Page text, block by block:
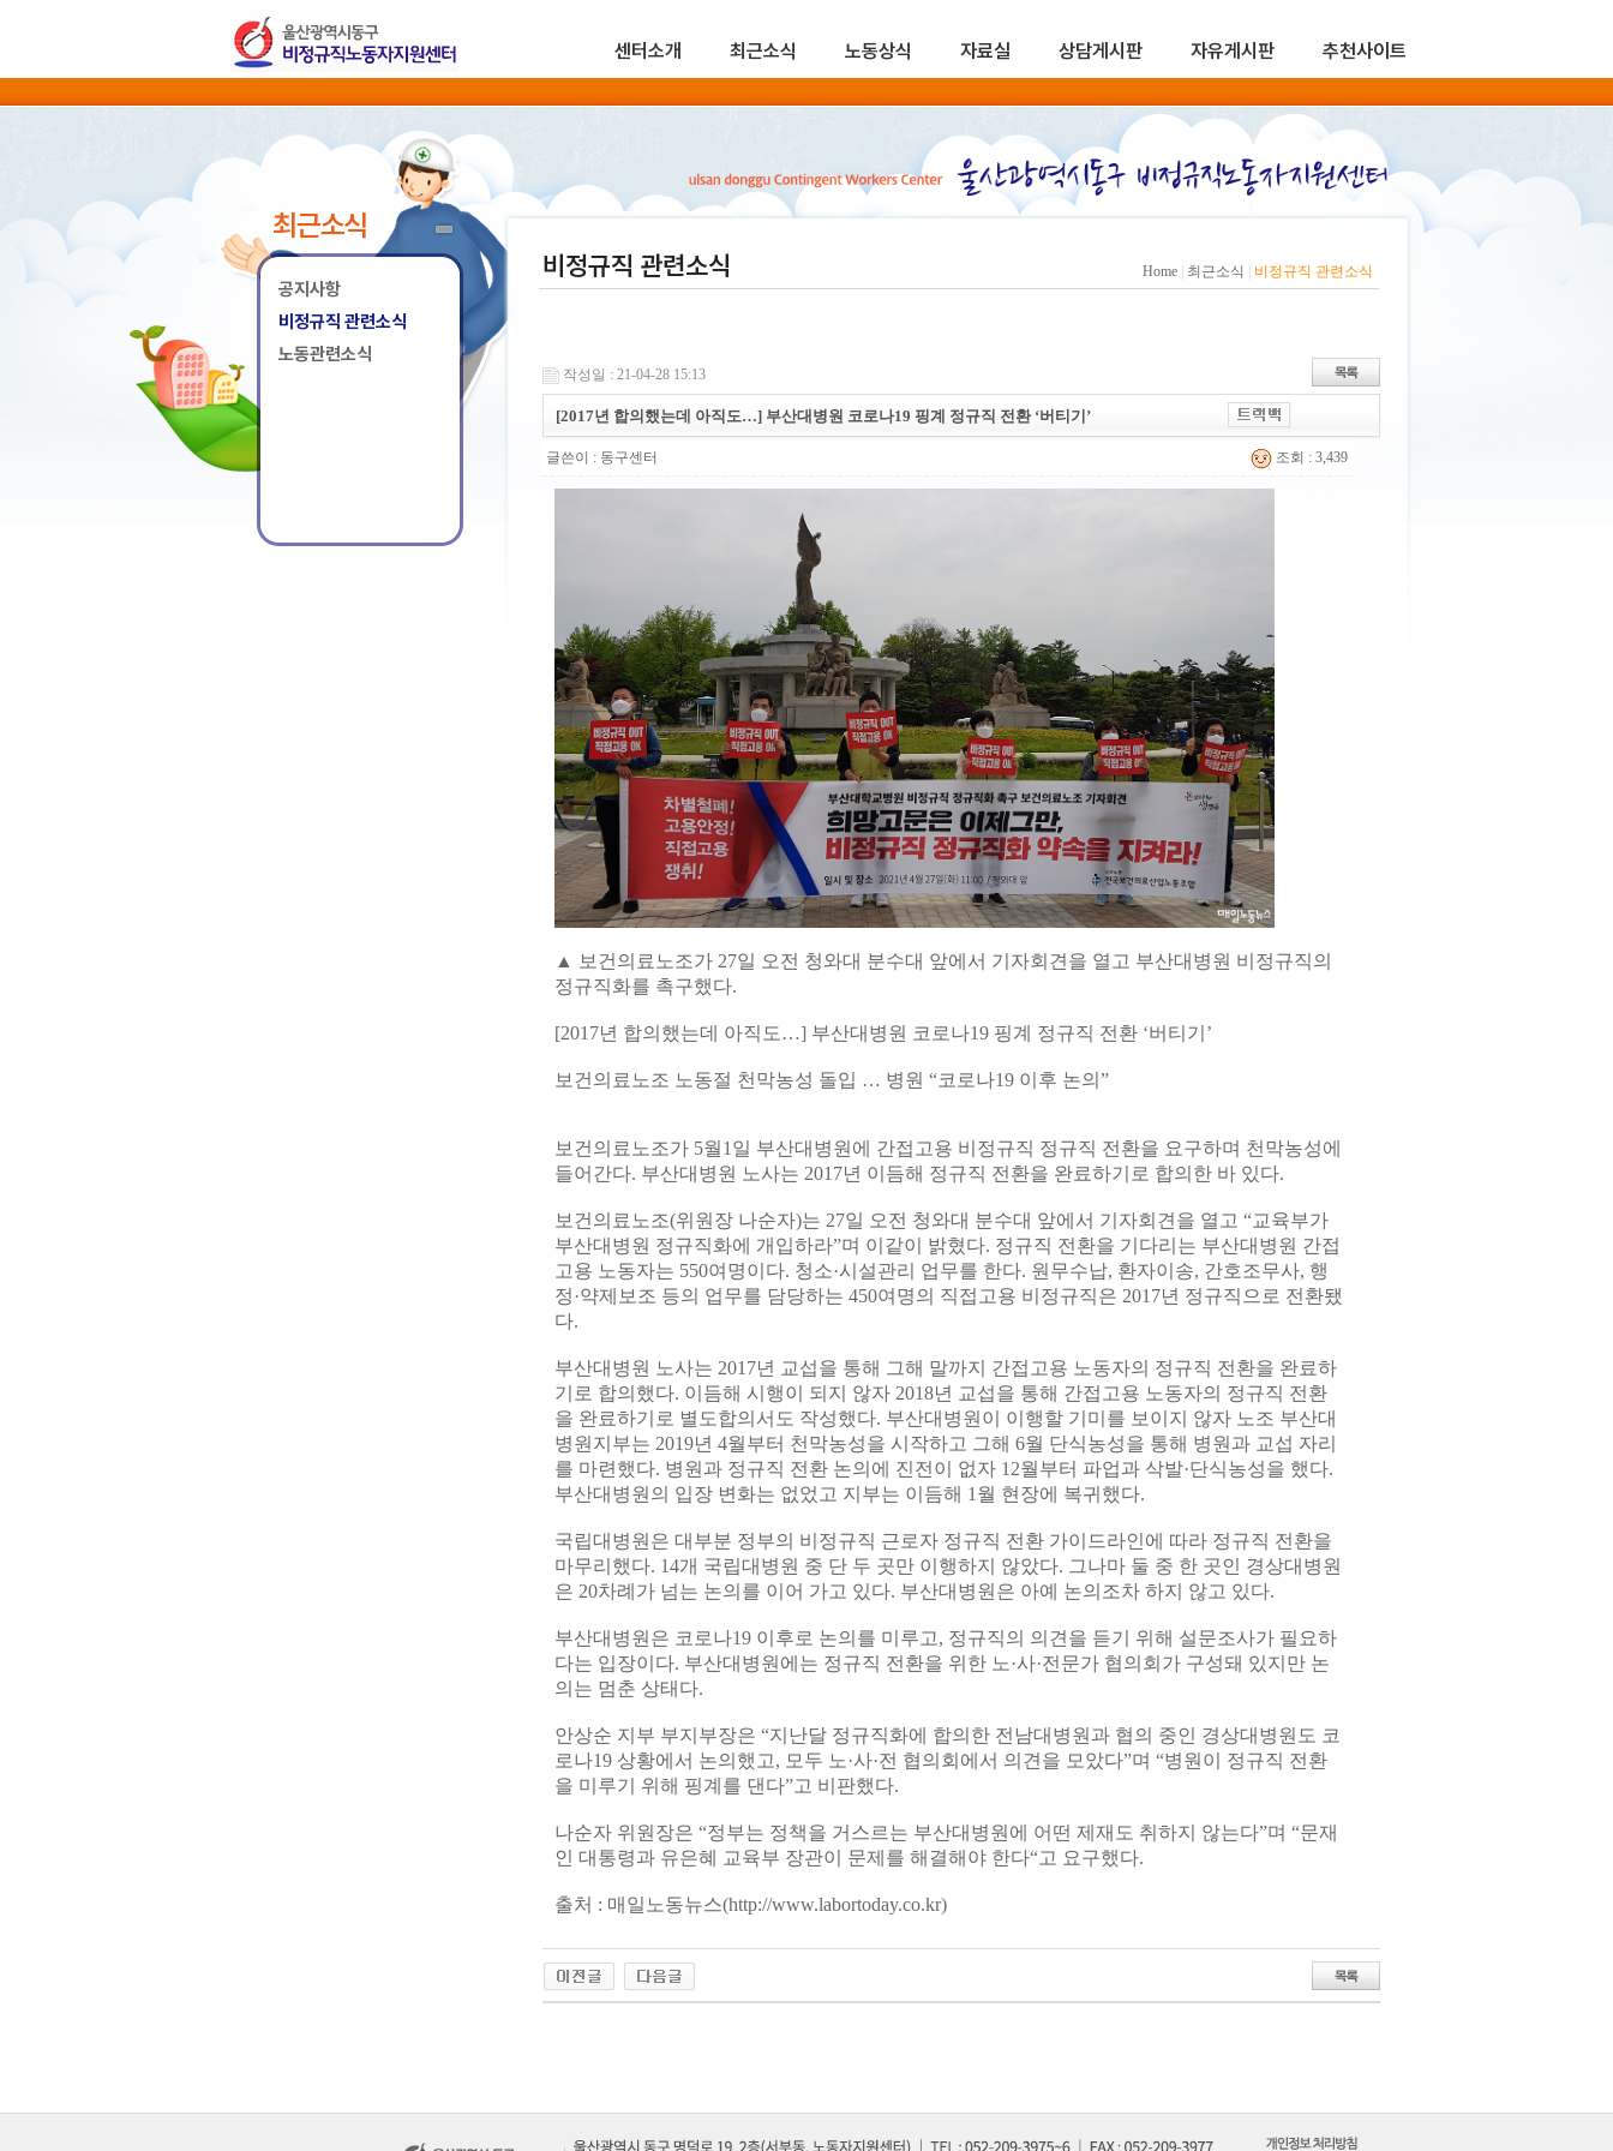
센터소개 최근소식 노동상식 자료실 상담게시판 자유게시판 추천사이트
최근소식
공지사항
비정규직 관련소식
노동관련소식
비정규직 관련소식 Home 최근소식 비정규직 관련소식
작성일 : 21-04-28 15:13
[2017년 합의했는데 아직도…] 부산대병원 코로나19 핑계 정규직 전환 ‘버티기’
글쓴이 : 동구센터 조회 : 3,439
▲ 보건의료노조가 27일 오전 청와대 분수대 앞에서 기자회견을 열고 부산대병원 비정규직의
정규직화를 촉구했다.
[2017년 합의했는데 아직도…] 부산대병원 코로나19 핑계 정규직 전환 ‘버티기’
보건의료노조 노동절 천막농성 돌입 … 병원 “코로나19 이후 논의”
보건의료노조가 5월1일 부산대병원에 간접고용 비정규직 정규직 전환을 요구하며 천막농성에
들어간다. 부산대병원 노사는 2017년 이듬해 정규직 전환을 완료하기로 합의한 바 있다.
보건의료노조(위원장 나순자)는 27일 오전 청와대 분수대 앞에서 기자회견을 열고 “교육부가
부산대병원 정규직화에 개입하라”며 이같이 밝혔다. 정규직 전환을 기다리는 부산대병원 간접
고용 노동자는 550여명이다. 청소·시설관리 업무를 한다. 원무수납, 환자이송, 간호조무사, 행
정·약제보조 등의 업무를 담당하는 450여명의 직접고용 비정규직은 2017년 정규직으로 전환됐
다.
부산대병원 노사는 2017년 교섭을 통해 그해 말까지 간접고용 노동자의 정규직 전환을 완료하
기로 합의했다. 이듬해 시행이 되지 않자 2018년 교섭을 통해 간접고용 노동자의 정규직 전환
을 완료하기로 별도합의서도 작성했다. 부산대병원이 이행할 기미를 보이지 않자 노조 부산대
병원지부는 2019년 4월부터 천막농성을 시작하고 그해 6월 단식농성을 통해 병원과 교섭 자리
를 마련했다. 병원과 정규직 전환 논의에 진전이 없자 12월부터 파업과 삭발·단식농성을 했다.
부산대병원의 입장 변화는 없었고 지부는 이듬해 1월 현장에 복귀했다.
국립대병원은 대부분 정부의 비정규직 근로자 정규직 전환 가이드라인에 따라 정규직 전환을
마무리했다. 14개 국립대병원 중 단 두 곳만 이행하지 않았다. 그나마 둘 중 한 곳인 경상대병원
은 20차례가 넘는 논의를 이어 가고 있다. 부산대병원은 아예 논의조차 하지 않고 있다.
부산대병원은 코로나19 이후로 논의를 미루고, 정규직의 의견을 듣기 위해 설문조사가 필요하
다는 입장이다. 부산대병원에는 정규직 전환을 위한 노·사·전문가 협의회가 구성돼 있지만 논
의는 멈춘 상태다.
안상순 지부 부지부장은 “지난달 정규직화에 합의한 전남대병원과 협의 중인 경상대병원도 코
로나19 상황에서 논의했고, 모두 노·사·전 협의회에서 의견을 모았다”며 “병원이 정규직 전환
을 미루기 위해 핑계를 댄다”고 비판했다.
나순자 위원장은 “정부는 정책을 거스르는 부산대병원에 어떤 제재도 취하지 않는다”며 “문재
인 대통령과 유은혜 교육부 장관이 문제를 해결해야 한다“고 요구했다.
출처 : 매일노동뉴스(http://www.labortoday.co.kr)